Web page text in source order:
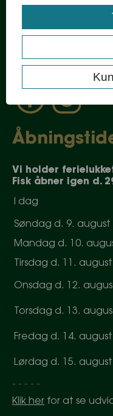
Forretningsbetingelser
Bliv inspireret af
Se dagens udvalg
Vi holder
Fisk åbner igen d.
I dag
Søndag d. 9. august
Mandag d. 10.
Tirsdag d. 11. august
Onsdag d. 12.
Torsdag d. 13.
Fredag d. 14. august
Lørdag d. 15. august
- - - - -
Klik her for at se